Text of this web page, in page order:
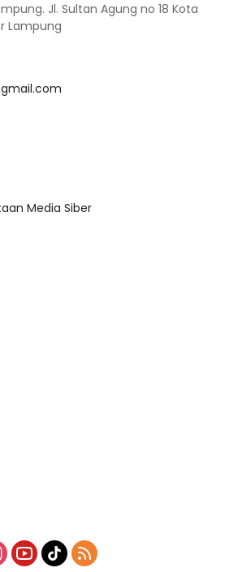
Jl. Sultan Agung no 18 Kota
Lampung
Media Siber